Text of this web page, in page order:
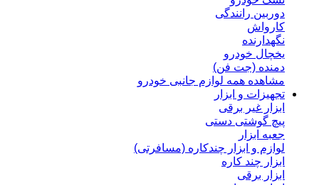
دوربین رانندگی
کارواش
نگهدارنده
یخچال خودرو
دمنده (جت فن)
مشاهده همه لوازم جانبی خودرو
تجهیزات و ابزار
ابزار غیر برقی
پیچ گوشتی دستی
جعبه ابزار
لوازم و ابزار چندکاره (مسافرتی)
ابزار چند کاره
ابزار برقی